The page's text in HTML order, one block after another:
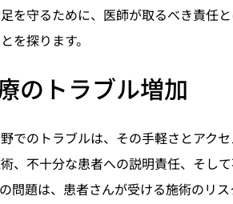
を守るために、医師が取るべき責任
を探ります。
のトラブル増加
でのトラブルは、その手軽さとアク
、不十分な患者への説明責任、そし
問題は、患者さんが受ける施術のリ